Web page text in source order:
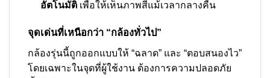
อัตโนมัติเพื่อให้เห็นภาพสีแม้เวลากลางคืน
จุดเด่นที่เหนือกว่า “กล้องทั่วไป”
กล้องรุ่นนี้ถูกออกแบบให้ “ฉลาด” และ “ตอบสนองไว”
โดยเฉพาะในจุดที่ผู้ใช้งาน ต้องการความปลอดภัย